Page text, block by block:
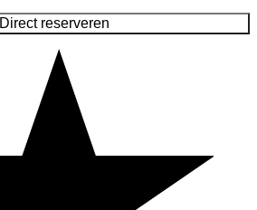
Direct reserveren